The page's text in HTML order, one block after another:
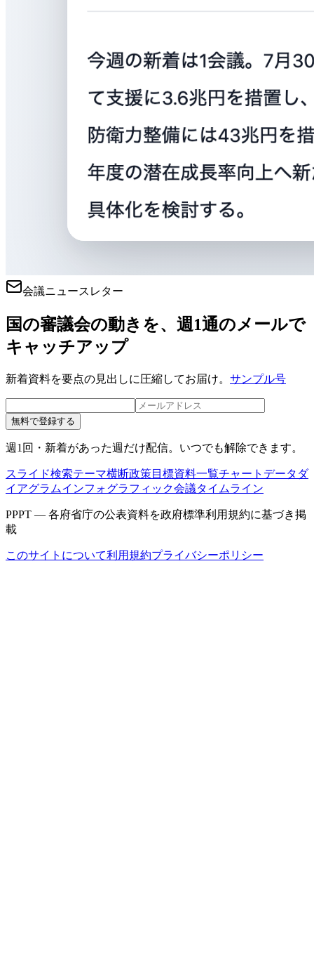
会議ニュースレター
国の審議会の動きを、週1通のメールで
キャッチアップ
新着資料を要点の見出しに圧縮してお届け。 サンプル号
無料で登録する
週1回・新着があった週だけ配信。いつでも解除できます。
スライド検索テーマ横断政策目標資料一覧チャートデータ ダ
イアグラムインフォグラフィック会議タイムライン
PPPT — 各府省庁の公表資料を政府標準利用規約に基づき掲
載
このサイトについて利用規約プライバシーポリシー